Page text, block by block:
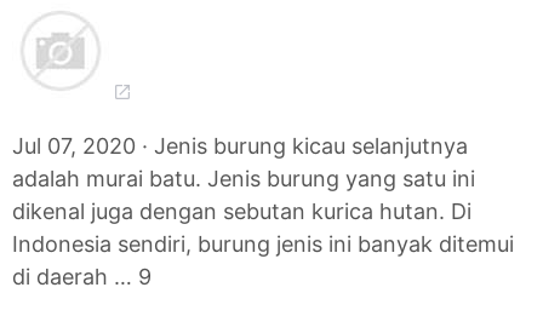
Jul 07, 2020 · Jenis burung kicau selanjutnya
adalah murai batu. Jenis burung yang satu ini
dikenal juga dengan sebutan kurica hutan. Di
Indonesia sendiri, burung jenis ini banyak ditemui
di daerah … 9